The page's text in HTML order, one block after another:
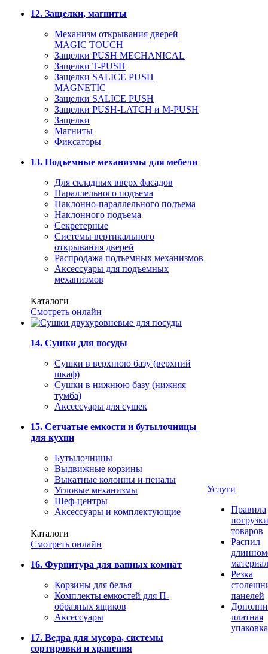
12. Защелки, магниты
Механизм открывания дверей
MAGIC TOUCH
Защёлки PUSH MECHANICAL
Защелки T-PUSH
Защелки SALICE PUSH
MAGNETIC
Защелки SALICE PUSH
Защелки PUSH-LATCH и M-PUSH
Защелки
Магниты
Фиксаторы
13. Подъемные механизмы для мебели
Для складных вверх фасадов
Параллельного подъема
Наклонно-параллельного подъема
Наклонного подъема
Секретерные
Системы вертикального
открывания дверей
Распродажа подъемных механизмов
Аксессуары для подъемных
механизмов
Каталоги
Смотреть онлайн
14. Сушки для посуды
Сушки в верхнюю базу (верхний
шкаф)
Сушки в нижнюю базу (нижняя
тумба)
Аксессуары для сушек
15. Сетчатые емкости и бутылочницы
для кухни
Бутылочницы
Выдвижные корзины
Выкатные колонны и пеналы
Угловые механизмы
Шеф-центры
Аксессуары и комплектующие
Каталоги
Смотреть онлайн
16. Фурнитура для ванных комнат
Корзины для белья
Комплекты емкостей для П-
образных ящиков
Аксессуары
17. Ведра для мусора, системы
сортировки и хранения
Услуги
Правила
погрузки
товаров
Распил
Резка
панелей
платная
упаковка